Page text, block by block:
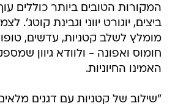
המקורות הטובים ביותר כוללים
ביצים, יוגורט יווני וגבינת קוטג'.
מומלץ לשלב קטניות, עדשים,
חומוס ואפונה - ולוודא גיוון
האמינו החיוניות.
"שילוב של קטניות עם דגנים